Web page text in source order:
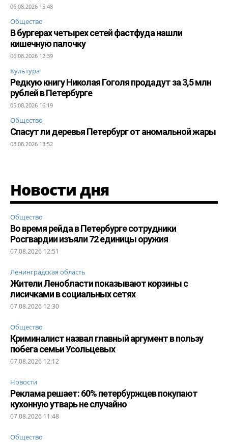
06.08.2026 15:48
Общество
В бургерах четырех сетей фастфуда нашли
кишечную палочку
06.08.2026 12:39
Культура
Редкую книгу Николая Гоголя продадут за 3,5 млн
рублей в Петербурге
05.08.2026 16:19
Общество
Спасут ли деревья Петербург от аномальной жары
03.08.2026 13:52
Новости дня
Общество
Во время рейда в Петербурге сотрудники
Росгвардии изъяли 72 единицы оружия
07.08.2026 12:51
Ленинградская область
Жители Ленобласти показывают корзины с
лисичками в социальных сетях
07.08.2026 12:30
Общество
Криминалист назвал главный аргумент в пользу
побега семьи Усольцевых
07.08.2026 12:12
Новости
Реклама решает: 60% петербуржцев покупают
кухонную утварь не случайно
07.08.2026 11:48
Общество